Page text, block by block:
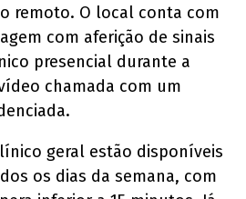
remoto. O local conta com
com aferição de sinais
presencial durante a
chamada com um
geral estão disponíveis
os dias da semana, com